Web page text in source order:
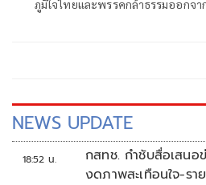
ภูมิใจไทยและพรรคกล้าธรรมออกจา
NEWS UPDATE
18:52 น.
กสทช. กำชับสื่อเสนอ
งดภาพสะเทือนใจ-รา